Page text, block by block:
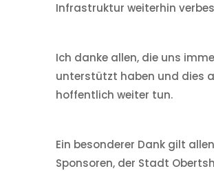
Infrastruktur weiterhin
Ich danke allen, die uns
unterstützt haben und dies
hoffentlich weiter tun.
Ein besonderer Dank gilt allen
Sponsoren, der Stadt